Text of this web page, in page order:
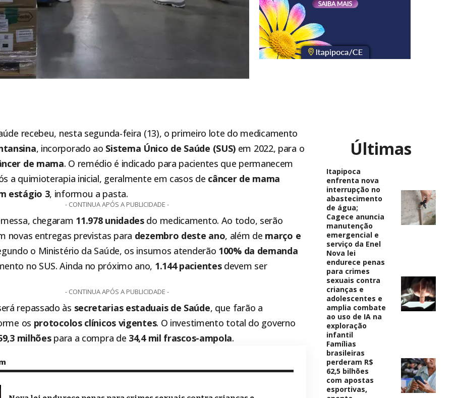
recebeu, nesta segunda-feira (13), o primeiro lote do medicamento
, incorporado ao Sistema Único de Saúde (SUS) em 2022, para o
de mama. O remédio é indicado para pacientes que permanecem
a quimioterapia inicial, geralmente em casos de câncer de mama
estágio 3, informou a pasta.
- CONTINUA APÓS A PUBLICIDADE -
chegaram 11.978 unidadesdo medicamento. Ao todo, serão
novas entregas previstas para dezembro deste ano, além de março e
o Ministério da Saúde, os insumos atenderão 100% da demanda
no SUS. Ainda no próximo ano, 1.144 pacientesdevem ser
- CONTINUA APÓS A PUBLICIDADE -
repassado às secretarias estaduais de Saúde, que farão a
os protocolos clínicos vigentes. O investimento total do governo
milhõespara a compra de 34,4 mil frascos-ampola.
Últimas
Itapipoca
enfrenta nova
interrupção no
abastecimento
de água;
Cagece anuncia
manutenção
emergencial e
serviço da Enel
Nova lei
endurece penas
para crimes
sexuais contra
crianças e
adolescentes e
amplia combate
ao uso de IA na
exploração
infantil
Famílias
brasileiras
perderam R$
62,5 bilhões
com apostas
esportivas,